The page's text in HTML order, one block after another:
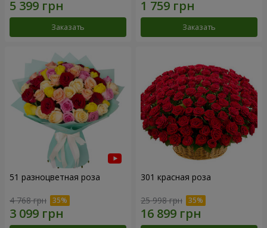
Заказать Заказать
51 разноцветная роза
4 768 грн
301 красная роза
25 998 грн